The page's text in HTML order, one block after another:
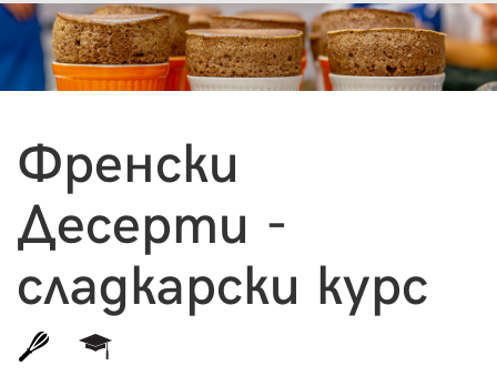
Френски
Десерти -
сладкарски курс